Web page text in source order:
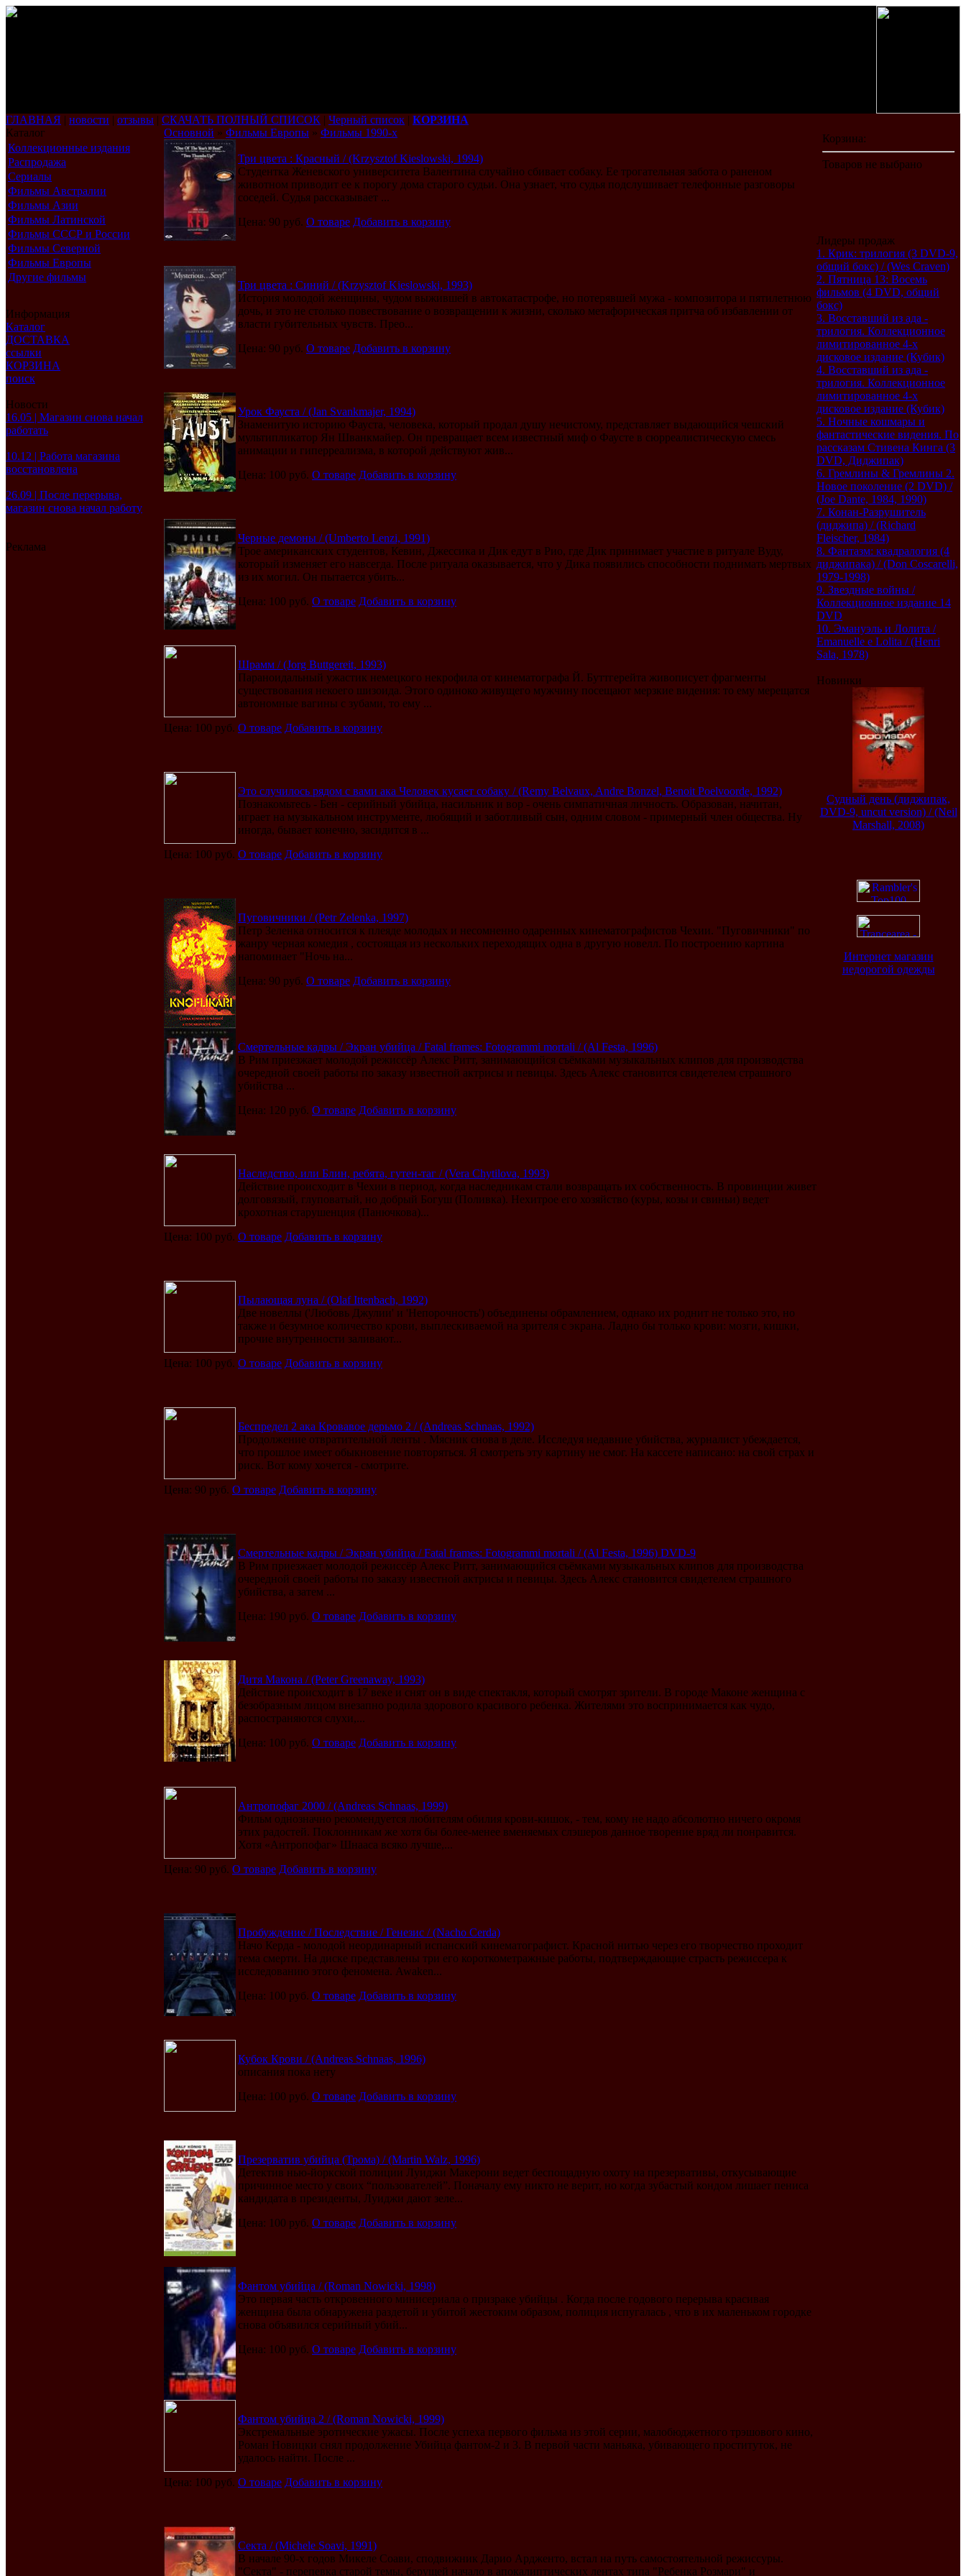
ГЛАВНАЯ | новости | отзывы | СКАЧАТЬ ПОЛНЫЙ СПИСОК | Черный список | КОРЗИНА
Каталог
Коллекционные издания
Распродажа
Сериалы
Фильмы Австралии
Фильмы Азии
Фильмы Латинской
Америки
Фильмы СССР и России
Фильмы Северной
Америки
Фильмы Европы
Другие фильмы
Информация
Каталог
ДОСТАВКА
ссылки
КОРЗИНА
поиск
Новости
16.05 | Магазин снова начал
работать
10.12 | Работа магазина
восстановлена
26.09 | После перерыва,
магазин снова начал работу
Реклама
Основной » Фильмы Европы » Фильмы 1990-х
Три цвета : Красный / (Krzysztof Kieslowski, 1994)
Студентка Женевского университета Валентина случайно сбивает собаку. Ее трогательная забота о раненом
животном приводит ее к порогу дома старого судьи. Она узнает, что судья подслушивает телефонные разговоры
соседей. Судья рассказывает ...
Цена: 90 руб. О товаре Добавить в корзину
Три цвета : Синий / (Krzysztof Kieslowski, 1993)
История молодой женщины, чудом выжившей в автокатастрофе, но потерявшей мужа - композитора и пятилетнюю
дочь, и это не столько повествование о возвращении к жизни, сколько метафорическая притча об избавлении от
власти губительных чувств. Прео...
Цена: 90 руб. О товаре Добавить в корзину
Урок Фауста / (Jan Svankmajer, 1994)
Знаменитую историю Фауста, человека, который продал душу нечистому, представляет выдающийся чешский
мультипликатор Ян Шванкмайер. Он превращает всем известный миф о Фаусте в сюрреалистическую смесь
анимации и гиперреализма, в которой действуют жив...
Цена: 100 руб. О товаре Добавить в корзину
Черные демоны / (Umberto Lenzi, 1991)
Трое американских студентов, Кевин, Джессика и Дик едут в Рио, где Дик принимает участие в ритуале Вуду,
который изменяет его навсегда. После ритуала оказывается, что у Дика появились способности поднимать мертвых
из их могил. Он пытается убить...
Цена: 100 руб. О товаре Добавить в корзину
Шрамм / (Jorg Buttgereit, 1993)
Параноидальный ужастик немецкого некрофила от кинематографа Й. Буттгерейта живописует фрагменты
существования некоего шизоида. Этого одиноко живущего мужчину посещают мерзкие видения: то ему мерещатся
автономные вагины с зубами, то ему ...
Цена: 100 руб. О товаре Добавить в корзину
Это случилось рядом с вами ака Человек кусает собаку / (Remy Belvaux, Andre Bonzel, Benoit Poelvoorde, 1992)
Познакомьтесь - Бен - серийный убийца, насильник и вор - очень симпатичная личность. Образован, начитан,
играет на музыкальном инструменте, любящий и заботливый сын, одним словом - примерный член общества. Ну
иногда, бывает конечно, засидится в ...
Цена: 100 руб. О товаре Добавить в корзину
Пуговичники / (Petr Zelenka, 1997)
Петр Зеленка относится к плеяде молодых и несомненно одаренных кинематографистов Чехии. "Пуговичники" по
жанру черная комедия , состоящая из нескольких переходящих одна в другую новелл. По построению картина
напоминает "Ночь на...
Цена: 90 руб. О товаре Добавить в корзину
Смертельные кадры / Экран убийца / Fatal frames: Fotogrammi mortali / (Al Festa, 1996)
В Рим приезжает молодой режиссёр Алекс Ритт, занимающийся съёмками музыкальных клипов для производства
очередной своей работы по заказу известной актрисы и певицы. Здесь Алекс становится свидетелем страшного
убийства ...
Цена: 120 руб. О товаре Добавить в корзину
Наследство, или Блин, ребята, гутен-таг / (Vera Chytilova, 1993)
Действие происходит в Чехии в период, когда наследникам стали возвращать их собственность. В провинции живет
долговязый, глуповатый, но добрый Богуш (Поливка). Нехитрое его хозяйство (куры, козы и свиньи) ведет
крохотная старушенция (Панючкова)...
Цена: 100 руб. О товаре Добавить в корзину
Пылающая луна / (Olaf Ittenbach, 1992)
Две новеллы ('Любовь Джулии' и 'Непорочность') объединены обрамлением, однако их роднит не только это, но
также и безумное количество крови, выплескиваемой на зрителя с экрана. Ладно бы только крови: мозги, кишки,
прочие внутренности заливают...
Цена: 100 руб. О товаре Добавить в корзину
Беспредел 2 ака Кровавое дерьмо 2 / (Andreas Schnaas, 1992)
Продолжение отвратительной ленты . Мясник снова в деле. Исследуя недавние убийства, журналист убеждается,
что прошлое имеет обыкновение повторяться. Я смотреть эту картину не смог. На кассете написано: на свой страх и
риск. Вот кому хочется - смотрите.
Цена: 90 руб. О товаре Добавить в корзину
Смертельные кадры / Экран убийца / Fatal frames: Fotogrammi mortali / (Al Festa, 1996) DVD-9
В Рим приезжает молодой режиссёр Алекс Ритт, занимающийся съёмками музыкальных клипов для производства
очередной своей работы по заказу известной актрисы и певицы. Здесь Алекс становится свидетелем страшного
убийства, а затем ...
Цена: 190 руб. О товаре Добавить в корзину
Дитя Макона / (Peter Greenaway, 1993)
Действие происходит в 17 веке и снят он в виде спектакля, который смотрят зрители. В городе Маконе женщина с
безобразным лицом внезапно родила здорового красивого ребенка. Жителями это воспринимается как чудо,
распостраняются слухи,...
Цена: 100 руб. О товаре Добавить в корзину
Антропофаг 2000 / (Andreas Schnaas, 1999)
Фильм однозначно рекомендуется любителям обилия крови-кишок, - тем, кому не надо абсолютно ничего окромя
этих радостей. Поклонникам же хотя бы более-менее вменяемых слэшеров данное творение вряд ли понравится.
Хотя «Антропофаг» Шнааса всяко лучше,...
Цена: 90 руб. О товаре Добавить в корзину
Пробуждение / Последствие / Генезис / (Nacho Cerda)
Начо Керда - молодой неординарный испанский кинематографист. Красной нитью через его творчество проходит
тема смерти. На диске представлены три его короткометражные работы, подтверждающие страсть режиссера к
исследованию этого феномена. Awaken...
Цена: 100 руб. О товаре Добавить в корзину
Кубок Крови / (Andreas Schnaas, 1996)
описания пока нету
Цена: 100 руб. О товаре Добавить в корзину
Презерватив убийца (Трома) / (Martin Walz, 1996)
Детектив нью-йоркской полиции Луиджи Макерони ведет беспощадную охоту на презервативы, откусывающие
причинное место у своих “пользователей”. Поначалу ему никто не верит, но когда зубастый кондом лишает пениса
кандидата в президенты, Луиджи дают зеле...
Цена: 100 руб. О товаре Добавить в корзину
Фантом убийца / (Roman Nowicki, 1998)
Это первая часть откровенного минисериала о призраке убийцы . Когда после годового перерыва красивая
женщина была обнаружена раздетой и убитой жестоким образом, полиция испугалась , что в их маленьком городке
снова объявился серийный убий...
Цена: 100 руб. О товаре Добавить в корзину
Фантом убийца 2 / (Roman Nowicki, 1999)
Экстремальные эротические ужасы. После успеха первого фильма из этой серии, малобюджетного трэшового кино,
Роман Новицки снял продолжение Убийца фантом-2 и 3. В первой части маньяка, убивающего проституток, не
удалось найти. После ...
Цена: 100 руб. О товаре Добавить в корзину
Секта / (Michele Soavi, 1991)
В начале 90-х годов Микеле Соави, сподвижник Дарио Ардженто, встал на путь самостоятельной режиссуры.
"Секта" - перепевка старой темы, берущей начало в апокалиптических лентах типа "Ребенка Розмари" и
Лидеры продаж
1. Крик: трилогия (3 DVD-9,
общий бокс) / (Wes Craven)
2. Пятница 13: Восемь
фильмов (4 DVD, общий
бокс)
3. Восставший из ада -
трилогия. Коллекционное
лимитированное 4-х
дисковое издание (Кубик)
4. Восставший из ада -
трилогия. Коллекционное
лимитированное 4-х
дисковое издание (Кубик)
5. Ночные кошмары и
фантастические видения. По
рассказам Стивена Кинга (3
DVD, Диджипак)
6. Гремлины & Гремлины 2.
Новое поколение (2 DVD) /
(Joe Dante, 1984, 1990)
7. Конан-Разрушитель
(диджипа) / (Richard
Fleischer, 1984)
8. Фантазм: квадралогия (4
диджипака) / (Don Coscarelli,
1979-1998)
9. Звездные войны /
Коллекционное издание 14
DVD
10. Эмануэль и Лолита /
Emanuelle e Lolita / (Henri
Sala, 1978)
Новинки
Судный день (диджипак,
DVD-9, uncut version) / (Neil
Marshall, 2008)
Интернет магазин
недорогой одежды